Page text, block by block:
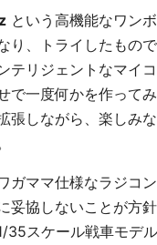
という高機能なワン
り、トライしたもので
テリジェントなマイ
で一度何かを作って
張しながら、楽しみ
ガママ仕様なラジコ
妥協しないことが方
35スケール戦車モデ